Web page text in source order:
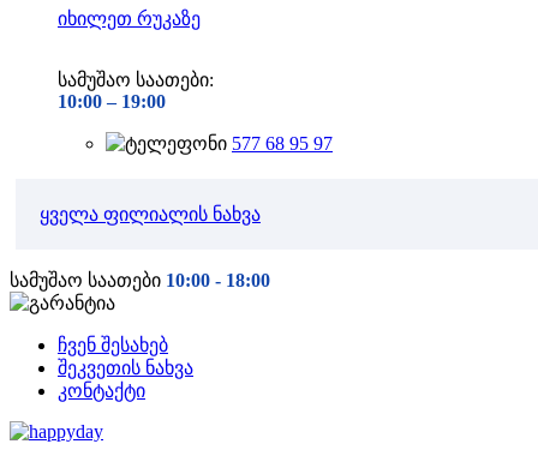
იხილეთ რუკაზე
სამუშაო საათები:
10:00 – 19:00
577 68 95 97
ყველა ფილიალის ნახვა
სამუშაო საათები 10:00 - 18:00
ჩვენ შესახებ
შეკვეთის ნახვა
კონტაქტი